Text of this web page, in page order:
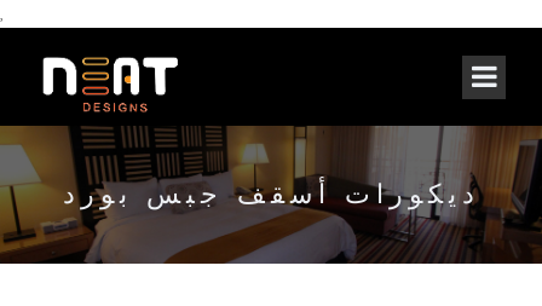
,
ديكورات أسقف جبس بورد